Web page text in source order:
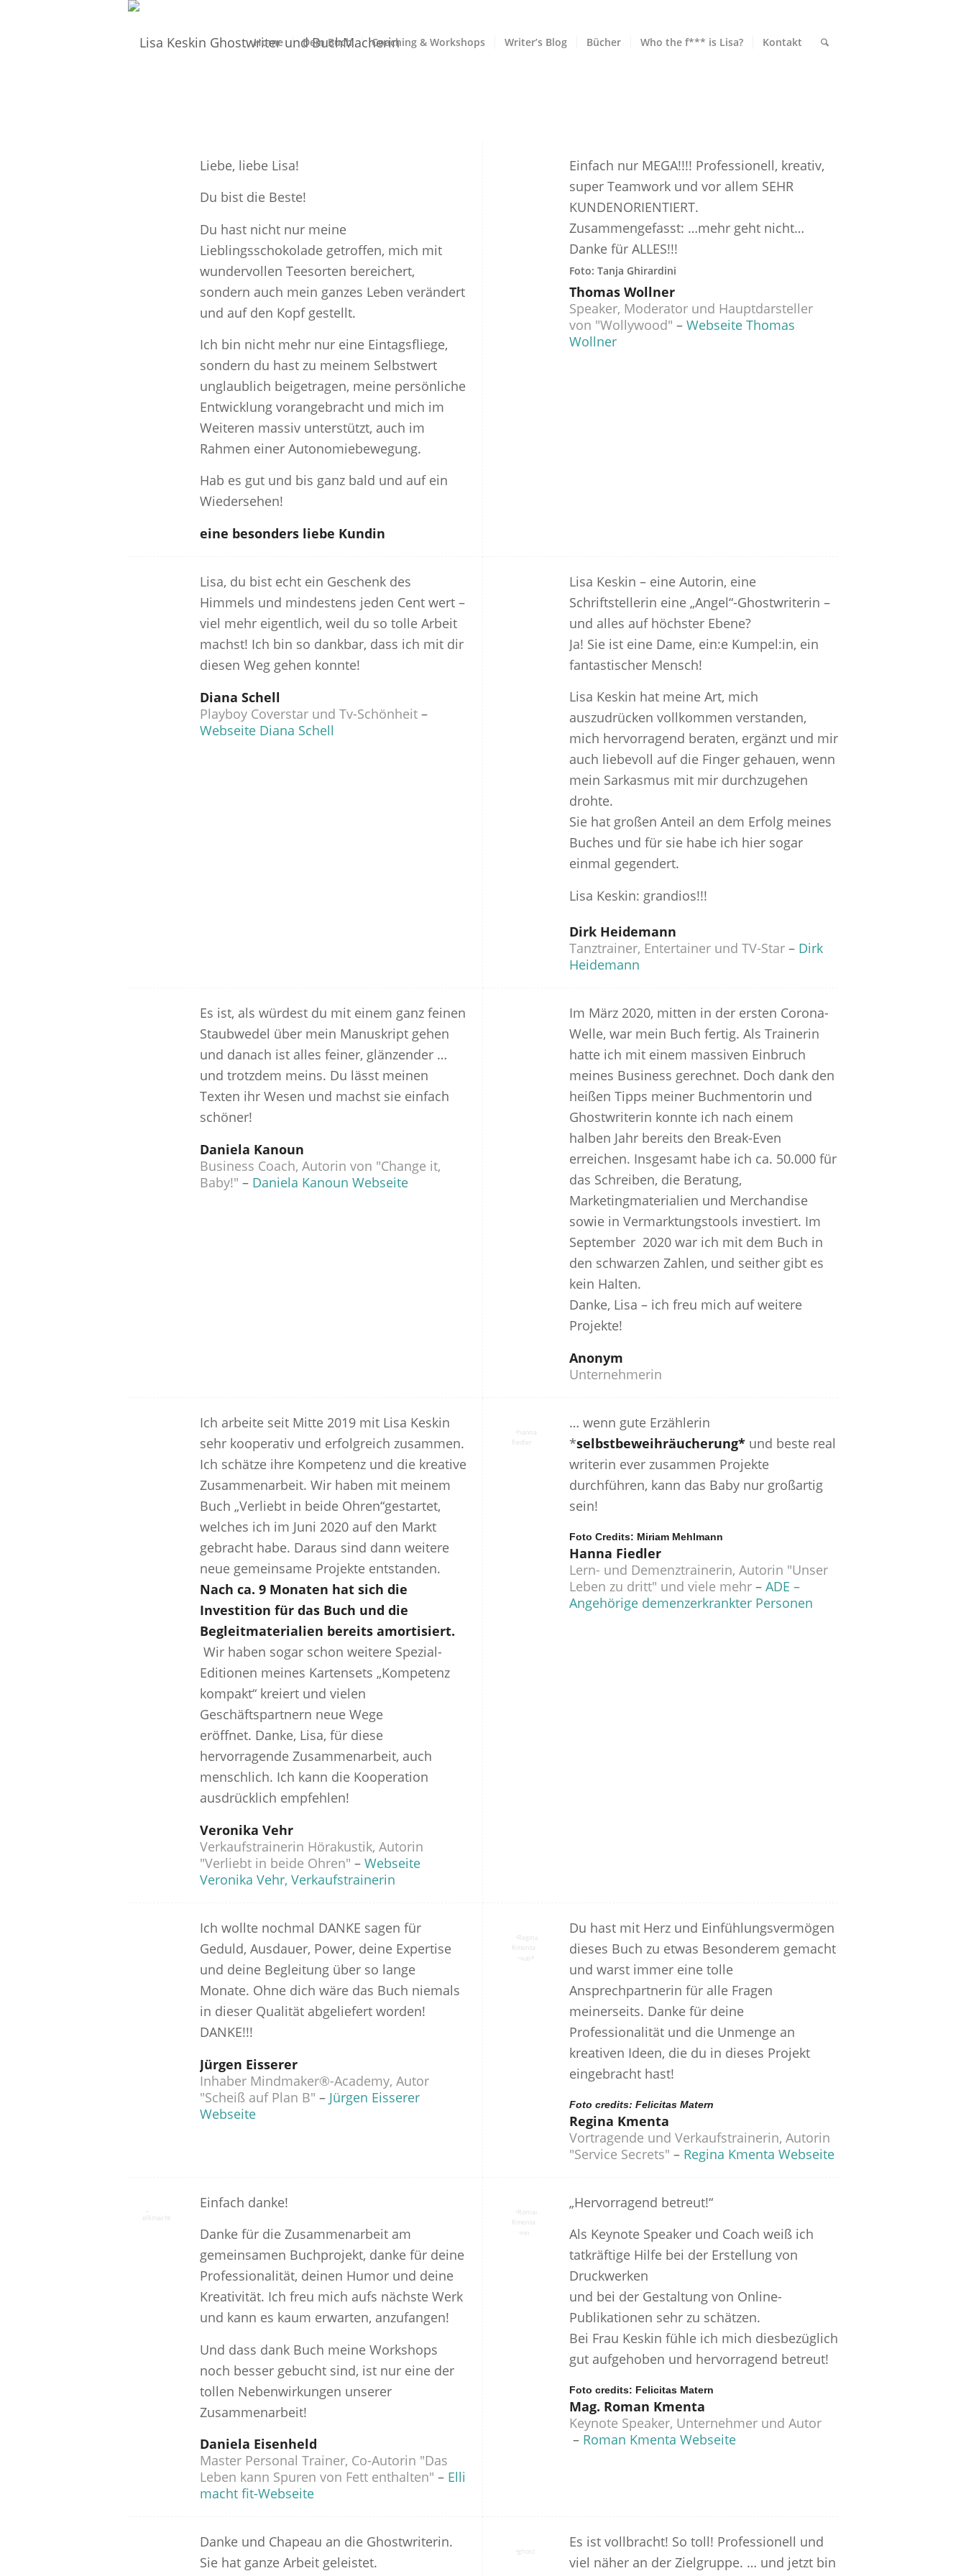
Home Dein Buch Coaching & Workshops Writer’s Blog Bücher Who the f*** is Lisa? Kontakt
Liebe, liebe Lisa!
Du bist die Beste!
Du hast nicht nur meine
Lieblingsschokolade getroffen, mich mit
wundervollen Teesorten bereichert,
sondern auch mein ganzes Leben verändert
und auf den Kopf gestellt.
Ich bin nicht mehr nur eine Eintagsfliege,
sondern du hast zu meinem Selbstwert
unglaublich beigetragen, meine persönliche
Entwicklung vorangebracht und mich im
Weiteren massiv unterstützt, auch im
Rahmen einer Autonomiebewegung.
Hab es gut und bis ganz bald und auf ein
Wiedersehen!
eine besonders liebe Kundin
Einfach nur MEGA!!!! Professionell, kreativ,
super Teamwork und vor allem SEHR
KUNDENORIENTIERT.
Zusammengefasst: …mehr geht nicht…
Danke für ALLES!!!
Foto: Tanja Ghirardini
Thomas Wollner
Speaker, Moderator und Hauptdarsteller
von "Wollywood" – Webseite Thomas
Wollner
Lisa, du bist echt ein Geschenk des
Himmels und mindestens jeden Cent wert –
viel mehr eigentlich, weil du so tolle Arbeit
machst! Ich bin so dankbar, dass ich mit dir
diesen Weg gehen konnte!
Diana Schell
Playboy Coverstar und Tv-Schönheit –
Webseite Diana Schell
Lisa Keskin – eine Autorin, eine
Schriftstellerin eine „Angel“-Ghostwriterin –
und alles auf höchster Ebene?
Ja! Sie ist eine Dame, ein:e Kumpel:in, ein
fantastischer Mensch!
Lisa Keskin hat meine Art, mich
auszudrücken vollkommen verstanden,
mich hervorragend beraten, ergänzt und mir
auch liebevoll auf die Finger gehauen, wenn
mein Sarkasmus mit mir durchzugehen
drohte.
Sie hat großen Anteil an dem Erfolg meines
Buches und für sie habe ich hier sogar
einmal gegendert.
Lisa Keskin: grandios!!!
Dirk Heidemann
Tanztrainer, Entertainer und TV-Star – Dirk
Heidemann
Es ist, als würdest du mit einem ganz feinen
Staubwedel über mein Manuskript gehen
und danach ist alles feiner, glänzender …
und trotzdem meins. Du lässt meinen
Texten ihr Wesen und machst sie einfach
schöner!
Daniela Kanoun
Business Coach, Autorin von "Change it,
Baby!" – Daniela Kanoun Webseite
Im März 2020, mitten in der ersten Corona-
Welle, war mein Buch fertig. Als Trainerin
hatte ich mit einem massiven Einbruch
meines Business gerechnet. Doch dank den
heißen Tipps meiner Buchmentorin und
Ghostwriterin konnte ich nach einem
halben Jahr bereits den Break-Even
erreichen. Insgesamt habe ich ca. 50.000 für
das Schreiben, die Beratung,
Marketingmaterialien und Merchandise
sowie in Vermarktungstools investiert. Im
September 2020 war ich mit dem Buch in
den schwarzen Zahlen, und seither gibt es
kein Halten.
Danke, Lisa – ich freu mich auf weitere
Projekte!
Anonym
Unternehmerin
Ich arbeite seit Mitte 2019 mit Lisa Keskin
sehr kooperativ und erfolgreich zusammen.
Ich schätze ihre Kompetenz und die kreative
Zusammenarbeit. Wir haben mit meinem
Buch „Verliebt in beide Ohren“gestartet,
welches ich im Juni 2020 auf den Markt
gebracht habe. Daraus sind dann weitere
neue gemeinsame Projekte entstanden.
Nach ca. 9 Monaten hat sich die
Investition für das Buch und die
Begleitmaterialien bereits amortisiert.
Wir haben sogar schon weitere Spezial-
Editionen meines Kartensets „Kompetenz
kompakt“ kreiert und vielen
Geschäftspartnern neue Wege
eröffnet. Danke, Lisa, für diese
hervorragende Zusammenarbeit, auch
menschlich. Ich kann die Kooperation
ausdrücklich empfehlen!
Veronika Vehr
Verkaufstrainerin Hörakustik, Autorin
"Verliebt in beide Ohren" – Webseite
Veronika Vehr, Verkaufstrainerin
… wenn gute Erzählerin
*selbstbeweihräucherung*und beste real
writerin ever zusammen Projekte
durchführen, kann das Baby nur großartig
sein!
Foto Credits: Miriam Mehlmann
Hanna Fiedler
Lern- und Demenztrainerin, Autorin "Unser
Leben zu dritt" und viele mehr – ADE –
Angehörige demenzerkrankter Personen
Ich wollte nochmal DANKE sagen für
Geduld, Ausdauer, Power, deine Expertise
und deine Begleitung über so lange
Monate. Ohne dich wäre das Buch niemals
in dieser Qualität abgeliefert worden!
DANKE!!!
Jürgen Eisserer
Inhaber Mindmaker®-Academy, Autor
"Scheiß auf Plan B" – Jürgen Eisserer
Webseite
Du hast mit Herz und Einfühlungsvermögen
dieses Buch zu etwas Besonderem gemacht
und warst immer eine tolle
Ansprechpartnerin für alle Fragen
meinerseits. Danke für deine
Professionalität und die Unmenge an
kreativen Ideen, die du in dieses Projekt
eingebracht hast!
Foto credits: Felicitas Matern
Regina Kmenta
Vortragende und Verkaufstrainerin, Autorin
"Service Secrets" – Regina Kmenta Webseite
Einfach danke!
Danke für die Zusammenarbeit am
gemeinsamen Buchprojekt, danke für deine
Professionalität, deinen Humor und deine
Kreativität. Ich freu mich aufs nächste Werk
und kann es kaum erwarten, anzufangen!
Und dass dank Buch meine Workshops
noch besser gebucht sind, ist nur eine der
tollen Nebenwirkungen unserer
Zusammenarbeit!
Daniela Eisenheld
Master Personal Trainer, Co-Autorin "Das
Leben kann Spuren von Fett enthalten" – Elli
macht fit-Webseite
„Hervorragend betreut!“
Als Keynote Speaker und Coach weiß ich
tatkräftige Hilfe bei der Erstellung von
Druckwerken
und bei der Gestaltung von Online-
Publikationen sehr zu schätzen.
Bei Frau Keskin fühle ich mich diesbezüglich
gut aufgehoben und hervorragend betreut!
Foto credits: Felicitas Matern
Mag. Roman Kmenta
Keynote Speaker, Unternehmer und Autor
– Roman Kmenta Webseite
Danke und Chapeau an die Ghostwriterin.
Sie hat ganze Arbeit geleistet.
Es ist vollbracht! So toll! Professionell und
viel näher an der Zielgruppe. … und jetzt bin